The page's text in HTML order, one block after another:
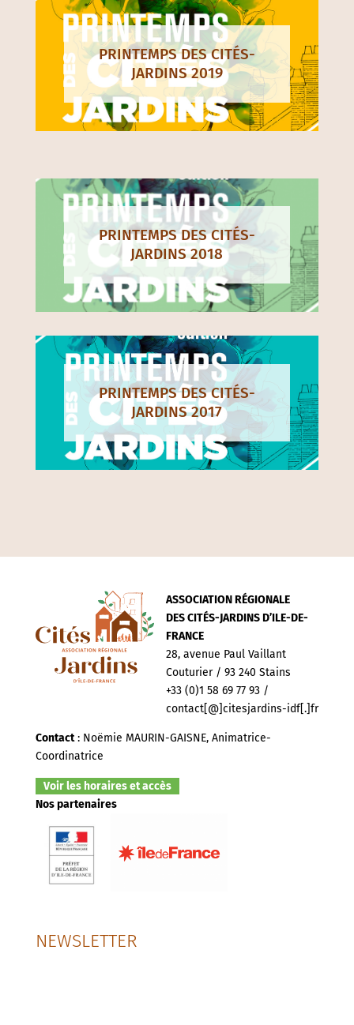
PRINTEMPS DES CITÉS-
JARDINS 2019
PRINTEMPS DES CITÉS-
JARDINS 2018
PRINTEMPS DES CITÉS-
JARDINS 2017
ASSOCIATION RÉGIONALE
DES CITÉS-JARDINS D’ILE-DE-
FRANCE
28, avenue Paul Vaillant
Couturier / 93 240 Stains
+33 (0)1 58 69 77 93 /
contact[@]citesjardins-idf[.]fr
Contact: Noëmie MAURIN-GAISNE, Animatrice-
Coordinatrice
Voir les horaires et accès
Nos partenaires
NEWSLETTER